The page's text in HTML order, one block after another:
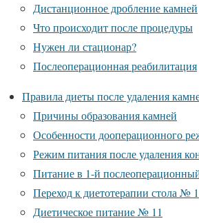
Дистанционное дробление камней
Что происходит после процедуры
Нужен ли стационар?
Послеоперационная реабилитация
Правила диеты после удаления
Причины образования камней
Особенности дооперационного
Режим питания после удаления
Питание в 1-й
Переход к диетотерапии стола № 1
Диетическое питание № 11